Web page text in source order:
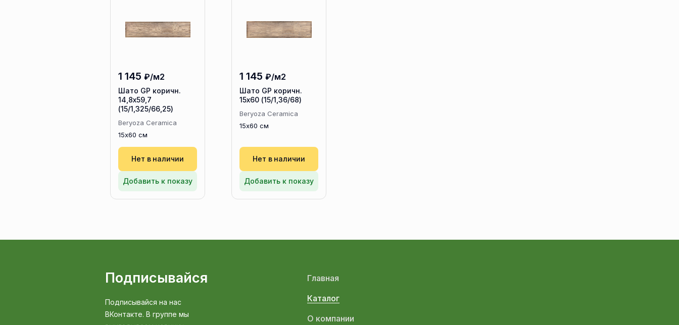
1 145 ₽/м2
Шато GP коричн.
14,8х59,7
(15/1,325/66,25)
Beryoza Ceramica
15x60 см
Нет в наличии
Добавить к показу
1 145 ₽/м2
Шато GP коричн.
15х60 (15/1,36/68)
Beryoza Ceramica
15x60 см
Нет в наличии
Добавить к показу
Подписывайся
Подписывайся на нас
ВКонтакте. В группе мы
Главная
Каталог
О компании